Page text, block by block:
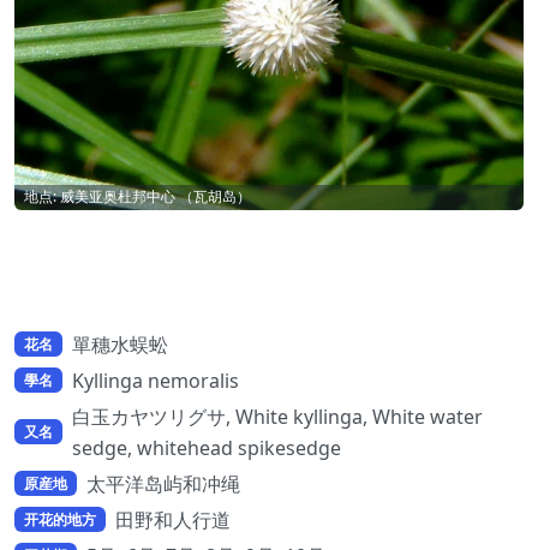
地点: 威美亚奥杜邦中心 （瓦胡岛）
花名 單穗水蜈蚣
學名 Kyllinga nemoralis
又名
白玉カヤツリグサ, White kyllinga, White water
sedge, whitehead spikesedge
原産地 太平洋岛屿和冲绳
开花的地方 田野和人行道